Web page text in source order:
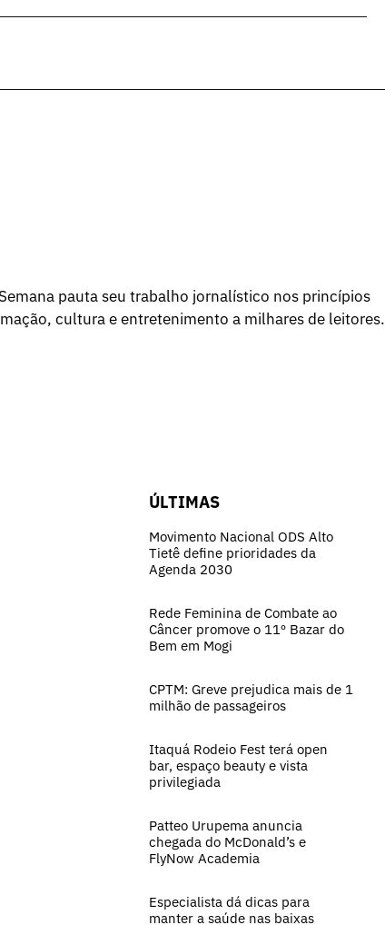
pauta seu trabalho jornalístico nos princípios
cultura e entretenimento a milhares de leitores.
ÚLTIMAS
Movimento Nacional ODS Alto
Tietê define prioridades da
Agenda 2030
Rede Feminina de Combate ao
Câncer promove o 11º Bazar do
Bem em Mogi
CPTM: Greve prejudica mais de 1
milhão de passageiros
Itaquá Rodeio Fest terá open
bar, espaço beauty e vista
privilegiada
Patteo Urupema anuncia
chegada do McDonald’s e
FlyNow Academia
Especialista dá dicas para
manter a saúde nas baixas